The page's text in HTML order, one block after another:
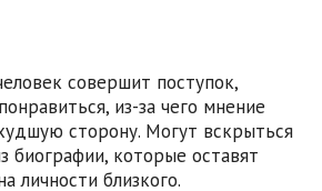
совершит поступок,
из-за чего мнение
сторону. Могут вскрыться
биографии, которые оставят
личности близкого.